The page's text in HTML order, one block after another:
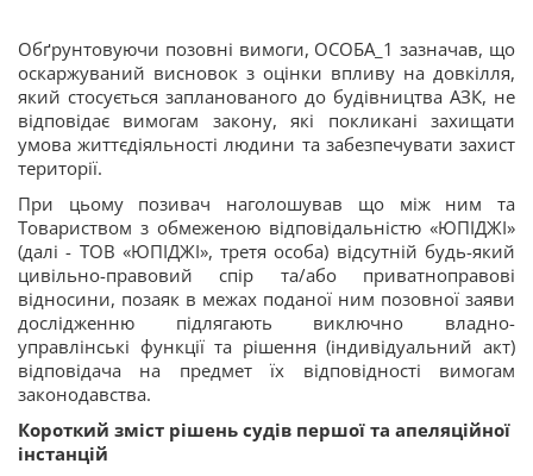
Обґрунтовуючи позовні вимоги, ОСОБА_1 зазначав, що
оскаржуваний висновок з оцінки впливу на довкілля,
який стосується запланованого до будівництва АЗК, не
відповідає вимогам закону, які покликані захищати
умова життєдіяльності людини та забезпечувати захист
території.
При цьому позивач наголошував що між ним та
Товариством з обмеженою відповідальністю «ЮПІДЖІ»
(далі - ТОВ «ЮПІДЖІ», третя особа) відсутній будь-який
цивільно-правовий спір та/або приватноправові
відносини, позаяк в межах поданої ним позовної заяви
дослідженню підлягають виключно владно-
управлінські функції та рішення (індивідуальний акт)
відповідача на предмет їх відповідності вимогам
законодавства.
Короткий зміст рішень судів першої та апеляційної
інстанцій